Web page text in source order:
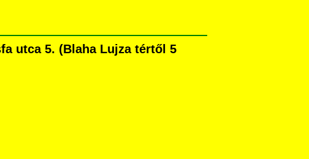
utca 5. (Blaha Lujza tértől 5